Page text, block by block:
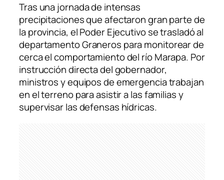
Tras una jornada de intensas
precipitaciones que afectaron gran parte de
la provincia, el Poder Ejecutivo se trasladó al
departamento Graneros para monitorear de
cerca el comportamiento del río Marapa. Por
instrucción directa del gobernador,
ministros y equipos de emergencia trabajan
en el terreno para asistir a las familias y
supervisar las defensas hídricas.